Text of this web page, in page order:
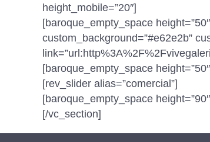
height_mobile=”20″]
[baroque_empty_space
custom_background=”#e62e2b”
[baroque_empty_space
[rev_slider alias=”comercial”]
[baroque_empty_space
[/vc_section]